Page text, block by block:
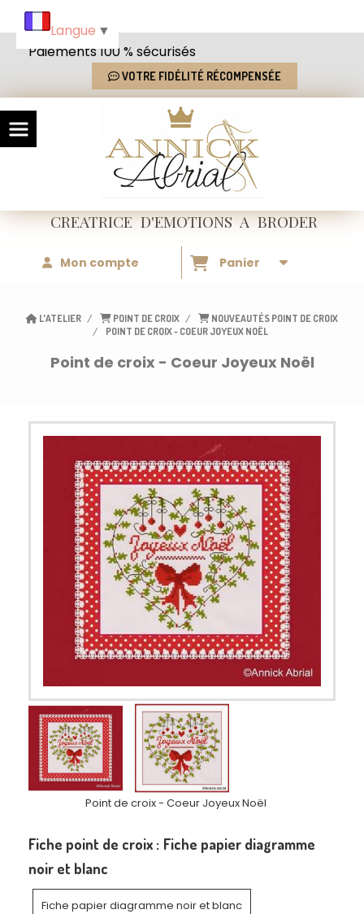
Paiements 100 % sécurisés
VOTRE FIDÉLITÉ RÉCOMPENSÉE
CREATRICED'EMOTIONSA BRODER
Mon compte Panier
L'ATELIER POINT DE CROIX
NOUVEAUTÉS POINT DE CROIX
POINT DE CROIX - COEUR JOYEUX NOËL
Point de croix - Coeur Joyeux Noël
Point de croix - Coeur Joyeux Noël
Fiche point de croix : Fiche papier diagramme
noir et blanc
Fiche papier diagramme noir et blanc
Langue ▼